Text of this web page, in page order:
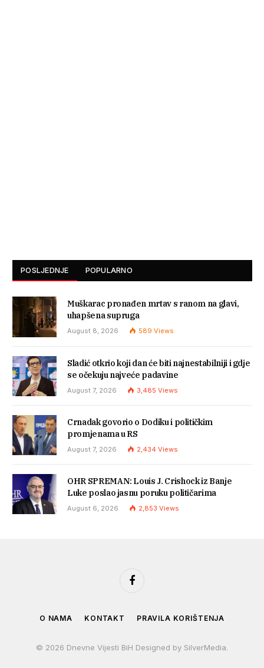
POSLJEDNJE POPULARNO
Muškarac pronađen mrtav s ranom na glavi,
uhapšena supruga
August 8, 2026 589 Views
Sladić otkrio koji dan će biti najnestabilniji i gdje
se očekuju najveće padavine
August 7, 2026 3,485 Views
Crnadak govorio o Dodiku i političkim
promjenama u RS
August 7, 2026 2,434 Views
OHR SPREMAN: Louis J. Crishock iz Banje
Luke poslao jasnu poruku političarima
August 6, 2026 2,853 Views
Facebook
O NAMA KONTAKT PRAVILA KORIŠTENJA
© 2026 Dnevne Vijesti BiH Designed by SilverMedia.